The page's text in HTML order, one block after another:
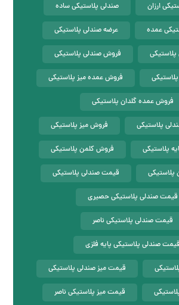
ارزان صندلی پلاستیکی ساده
عمده عرضه صندلی پلاستیکی
فروش صندلی پلاستیکی
فروش عمده میز پلاستیکی
فروش عمده گلدان پلاستیکی
پلاستیکی فروش میز پلاستیکی
پلاستیکی فروش کلمن پلاستیکی
پلاستیکی قیمت صندلی پلاستیکی
قیمت صندلی پلاستیکی حصیری
قیمت صندلی پلاستیکی ناصر
قیمت صندلی پلاستیکی پایه فلزی
قیمت میز صندلی پلاستیکی
قیمت میز پلاستیکی ناصر